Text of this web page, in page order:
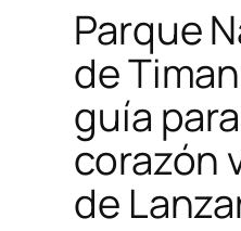
Parque
de
guía
corazón
de